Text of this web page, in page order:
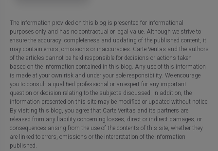
The information provided on this blog is presented for informational
purposes only and has no contractual or legal value. Although we strive to
ensure the accuracy, completeness and updating of the published content, it
may contain errors, omissions or inaccuracies. Carte Veritas and the authors
of the articles cannot be held responsible for decisions or actions taken
based on the information contained in this blog. Any use of this information
is made at your own risk and under your sole responsibility. We encourage
you to consult a qualified professional or an expert for any important
question or decision relating to the subjects discussed. In addition, the
information presented on this site may be modified or updated without notice.
By visiting this blog, you agree that Carte Veritas and its partners are
released from any liability concerning losses, direct or indirect damages, or
consequences arising from the use of the contents of this site, whether they
are linked to errors, omissions or the interpretation of the information
published.